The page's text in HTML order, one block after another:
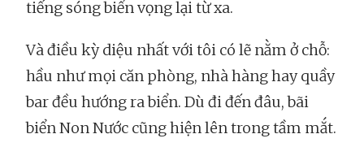
tiếng sóng biển vọng lại từ xa.
Và điều kỳ diệu nhất với tôi có lẽ nằm ở chỗ:
hầu như mọi căn phòng, nhà hàng hay quầy
bar đều hướng ra biển. Dù đi đến đâu, bãi
biển Non Nước cũng hiện lên trong tầm mắt.